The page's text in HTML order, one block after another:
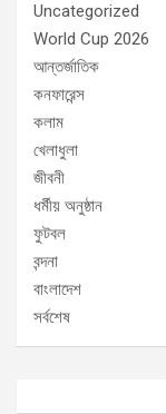
Uncategorized
World Cup 2026
আন্তর্জাতিক
কনফারেন্স
কলাম
খেলাধুলা
জীবনী
ধর্মীয় অনুষ্ঠান
ফুটবল
বন্দনা
বাংলাদেশ
সর্বশেষ